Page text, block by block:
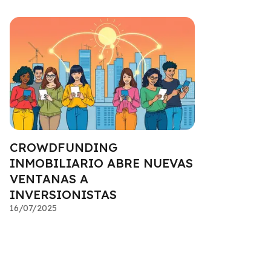
CROWDFUNDING
INMOBILIARIO ABRE NUEVAS
VENTANAS A
INVERSIONISTAS
16/07/2025